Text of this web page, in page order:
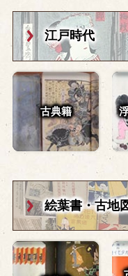
江戸時代
古典籍
絵葉書・古地